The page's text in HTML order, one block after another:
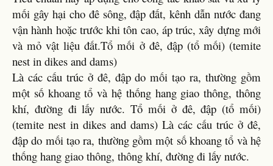
mối gây hại cho đê sông, đập đất, kênh dẫn nước đang
vận hành hoặc trước khi tôn cao, áp trúc, xây dựng mới
và mỏ vật liệu đất.Tổ mối ở đê, đập (tổ mối) (temite
nest in dikes and dams)
Là các cấu trúc ở đê, đập do mối tạo ra, thường gồm
một số khoang tổ và hệ thống hang giao thông, thông
khí, đường đi lấy nước. Tổ mối ở đê, đập (tổ mối)
(temite nest in dikes and dams) Là các cấu trúc ở đê,
đập do mối tạo ra, thường gồm một số khoang tổ và hệ
thống hang giao thông, thông khí, đường đi lấy nước.